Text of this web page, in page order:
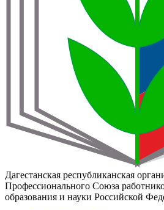
Дагестанская республиканская
Профессионального Союза
образования и науки Российской